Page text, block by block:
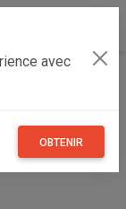
avec
OBTENIR